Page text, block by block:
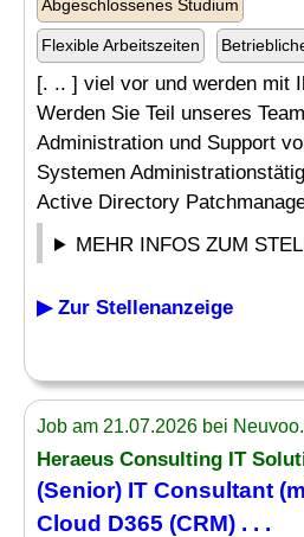
Abgeschlossenes Studium
Flexible Arbeitszeiten
[. .. ] viel vor und werden mit
Werden Sie Teil unseres
Administration und Support
Systemen
Active Directory
MEHR INFOS ZUM
▶ Zur Stellenanzeige
Job am 21.07.2026 bei
Heraeus Consulting IT
(Senior) IT Consultant
Cloud D365 (CRM) . . .